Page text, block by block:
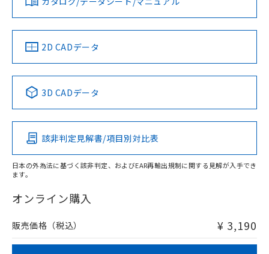
ソフトウェアの使用条件
対応済み
中国 RoHS 注意事項・凡例
Pb Hg Cd Cr(VI)
O
在庫等で未対応品が混在する可能性があります。
問い合わせください。
2D CADデータ
3D CADデータ
該非判定見解書/項目別対比表
日本の外為法に基づく該非判定、およびEAR再輸出規制に関する見解が入手でき
ます。
オンライン購入
販売価格（税込） ¥ 3,190